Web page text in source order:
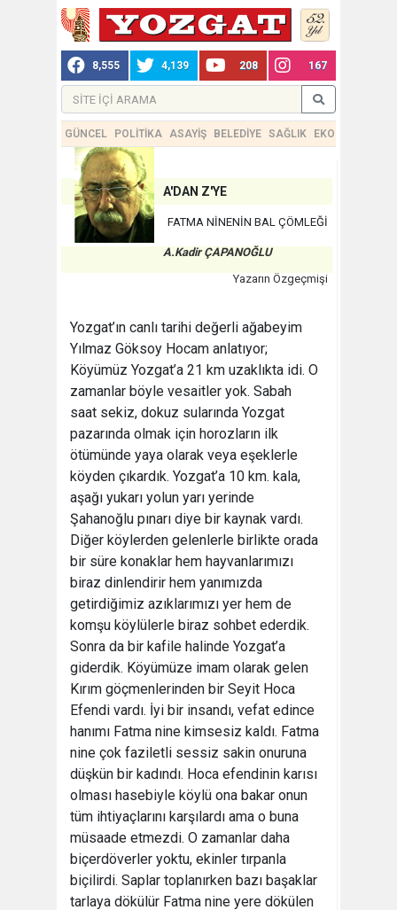
8,555 4,139 208 167
GÜNCEL POLİTİKA ASAYİŞ BELEDİYE SAĞLIK EKONOMİ
A'DAN Z'YE
FATMA NİNENİN BAL ÇÖMLEĞİ
A.Kadir ÇAPANOĞLU
Yazarın Özgeçmişi
Yozgat’ın canlı tarihi değerli ağabeyim
Yılmaz Göksoy Hocam anlatıyor;
Köyümüz Yozgat’a 21 km uzaklıkta idi. O
zamanlar böyle vesaitler yok. Sabah
saat sekiz, dokuz sularında Yozgat
pazarında olmak için horozların ilk
ötümünde yaya olarak veya eşeklerle
köyden çıkardık. Yozgat’a 10 km. kala,
aşağı yukarı yolun yarı yerinde
Şahanoğlu pınarı diye bir kaynak vardı.
Diğer köylerden gelenlerle birlikte orada
bir süre konaklar hem hayvanlarımızı
biraz dinlendirir hem yanımızda
getirdiğimiz azıklarımızı yer hem de
komşu köylülerle biraz sohbet ederdik.
Sonra da bir kafile halinde Yozgat’a
giderdik. Köyümüze imam olarak gelen
Kırım göçmenlerinden bir Seyit Hoca
Efendi vardı. İyi bir insandı, vefat edince
hanımı Fatma nine kimsesiz kaldı. Fatma
nine çok faziletli sessiz sakin onuruna
düşkün bir kadındı. Hoca efendinin karısı
olması hasebiyle köylü ona bakar onun
tüm ihtiyaçlarını karşılardı ama o buna
müsaade etmezdi. O zamanlar daha
biçerdöverler yoktu, ekinler tırpanla
biçilirdi. Saplar toplanırken bazı başaklar
tarlaya dökülür Fatma nine yere dökülen